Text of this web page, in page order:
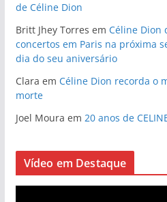
de Céline Dion
Britt Jhey Torres em Céline Dion
concertos em Paris na próxima
dia do seu aniversário
Clara em Céline Dion recorda o
morte
Joel Moura em 20 anos de
Vídeo em Destaque